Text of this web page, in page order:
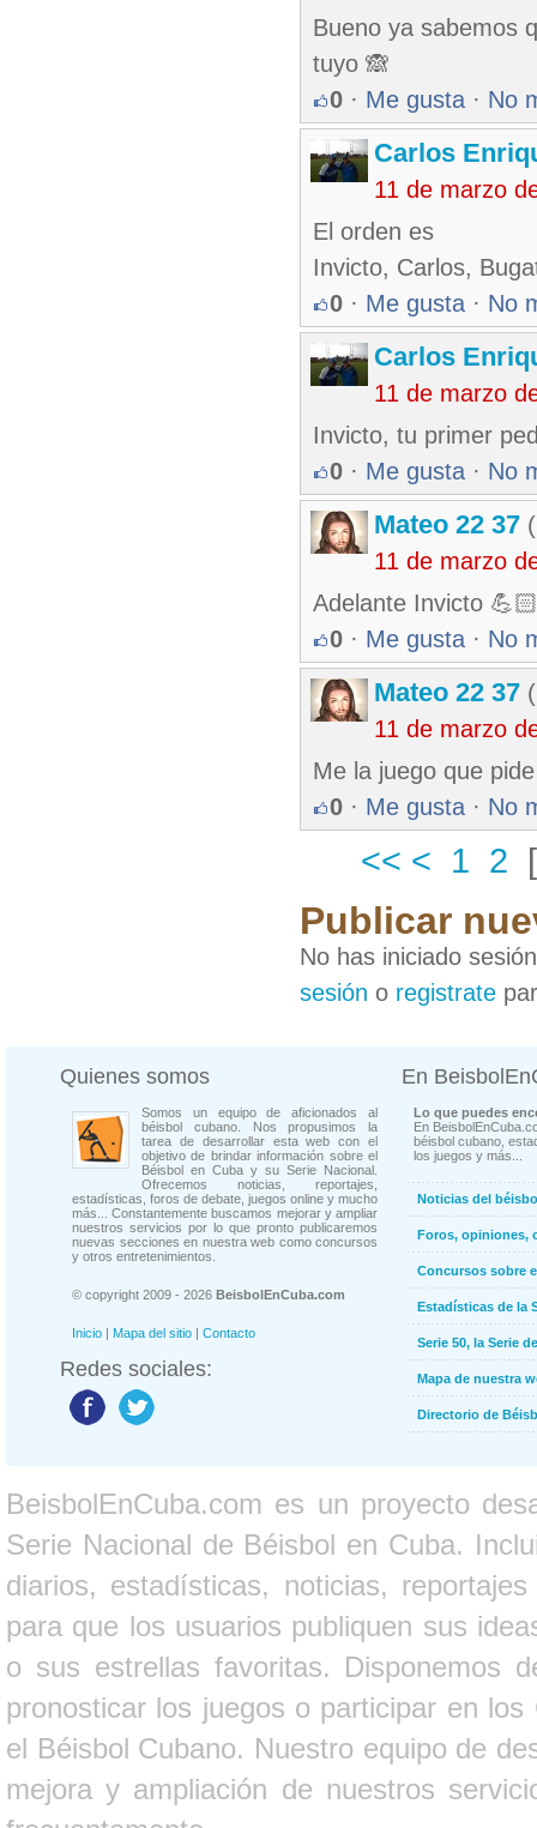
Bueno ya sabemos
tuyo 🙈
0 · Me gusta · No
Carlos
11 de marzo
El orden es
Invicto, Carlos,
0 · Me gusta · No
Carlos
11 de marzo
Invicto, tu primer
0 · Me gusta · No
Mateo 22 37
11 de marzo
Adelante Invicto 💪🏻
0 · Me gusta · No
Mateo 22 37
11 de marzo
Me la juego que
0 · Me gusta · No
<< < 1 2
Publicar
No has iniciado
sesión o registrate
Quienes somos
Somos un equipo de aficionados al
béisbol cubano. Nos propusimos la
tarea de desarrollar esta web con el
objetivo de brindar información sobre el
Béisbol en Cuba y su Serie Nacional.
Ofrecemos noticias, reportajes,
estadísticas, foros de debate, juegos online y mucho
más... Constantemente buscamos mejorar y ampliar
nuestros servicios por lo que pronto publicaremos
nuevas secciones en nuestra web como concursos
y otros entretenimientos.
© copyright 2009 - 2026 BeisbolEnCuba.com
Inicio | Mapa del sitio | Contacto
Redes sociales:
En
Lo que puedes
En
béisbol cubano,
los juegos y más...
Noticias del
Foros, opiniones,
Concursos sobre
Estadísticas de la
Serie 50, la Serie
Mapa de nuestra
Directorio de
BeisbolEnCuba.com es un proyecto
Serie Nacional de Béisbol en Cuba.
diarios, estadísticas, noticias,
para que los usuarios publiquen sus
o sus estrellas favoritas. Disponemos
pronosticar los juegos o participar en
el Béisbol Cubano. Nuestro equipo de
mejora y ampliación de nuestros